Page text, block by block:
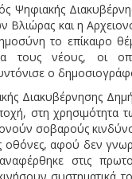
Ψηφιακής
Βλιώρας και η
το επίκαιρο
τους νέους, οι
ο
Διακυβέρνησης
στη χρησιμότητα
σοβαρούς
οθόνες, αφού δεν
στις